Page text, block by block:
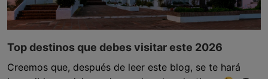
Top destinos que debes visitar este 2026
Creemos que, después de leer este blog, se te hará